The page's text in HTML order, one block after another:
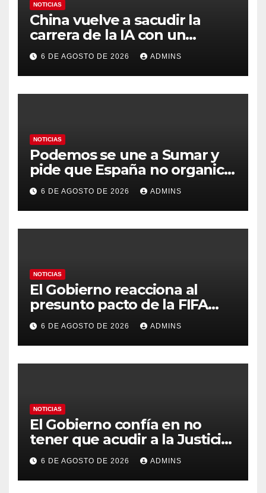
NOTICIAS
China vuelve a sacudir la
carrera de la IA con un
modelo capaz de trabajar
durante días sin intervención
humana
6 DE AGOSTO DE 2026 ADMINS
NOTICIAS
Podemos se une a Sumar y
pide que España no organice
el Mundial 2030 con
Marruecos por «atentar
contra la soberanía nacional»
6 DE AGOSTO DE 2026 ADMINS
NOTICIAS
El Gobierno reacciona al
presunto pacto de la FIFA
con Marruecos para acoger la
final del Mundial 2030:
«Tiene que ser en España»
6 DE AGOSTO DE 2026 ADMINS
NOTICIAS
El Gobierno confía en no
tener que acudir a la Justicia
por el reparto de menores
mientras el PP pide la
apertura del Congreso por la
6 DE AGOSTO DE 2026 ADMINS